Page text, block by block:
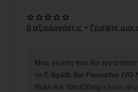
Μια γεύση που θα
το E-liquids Bar Favourites IVG
Rush Ice 10ml/20mg είναι το
0 αξιολογήσεις • Γράψτε μια